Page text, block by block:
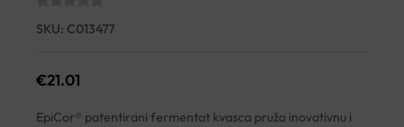
SKU: C013477
€21.01
EpiCor® patentirani fermentat kvasca pruža inovativnu i